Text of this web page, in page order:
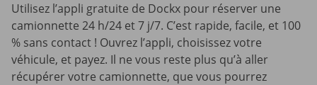
Utilisez l’appli gratuite de Dockx pour réserver une
camionnette 24 h/24 et 7 j/7. C’est rapide, facile, et 100
% sans contact ! Ouvrez l’appli, choisissez votre
véhicule, et payez. Il ne vous reste plus qu’à aller
récupérer votre camionnette, que vous pourrez